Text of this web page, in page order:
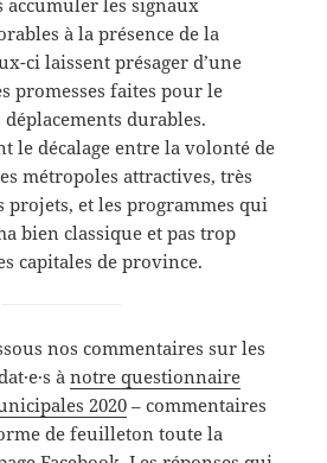
à la présence de la
ci laissent présager d’une
promesses faites pour le
durables.
le décalage entre la volonté de
métropoles attractives, très
projets, et les programmes qui
bien classique et pas trop
capitales de province.
nos commentaires sur les
ànotre questionnaire
2020 – commentaires
de feuilleton toute la